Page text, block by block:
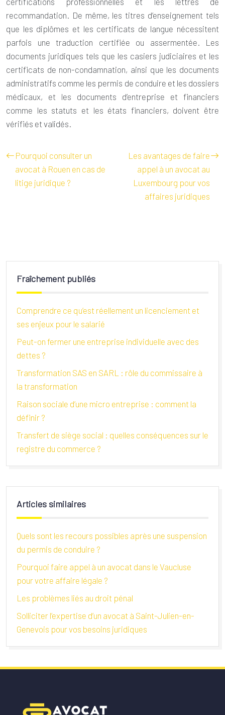
recommandation. De même, les titres d’enseignement tels
que les diplômes et les certificats de langue nécessitent
parfois une traduction certifiée ou assermentée. Les
documents juridiques tels que les casiers judiciaires et les
certificats de non-condamnation, ainsi que les documents
administratifs comme les permis de conduire et les dossiers
médicaux, et les documents d’entreprise et financiers
comme les statuts et les états financiers, doivent être
vérifiés et validés.
Pourquoi consulter un
avocat à Rouen en cas de
litige juridique ?
Les avantages de faire
appel à un avocat au
Luxembourg pour vos
affaires juridiques
Fraîchement publiés
Comprendre ce qu’est réellement un licenciement et
ses enjeux pour le salarié
Peut-on fermer une entreprise individuelle avec des
dettes ?
Transformation SAS en SARL : rôle du commissaire à
la transformation
Raison sociale d’une micro entreprise : comment la
définir ?
Transfert de siège social : quelles conséquences sur le
registre du commerce ?
Articles similaires
Quels sont les recours possibles après une suspension
du permis de conduire ?
Pourquoi faire appel à un avocat dans le Vaucluse
pour votre affaire légale ?
Les problèmes liés au droit pénal
Solliciter l’expertise d’un avocat à Saint-Julien-en-
Genevois pour vos besoins juridiques